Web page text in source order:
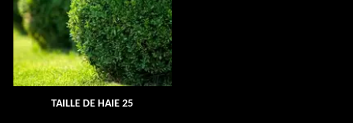
TAILLE DE HAIE 25